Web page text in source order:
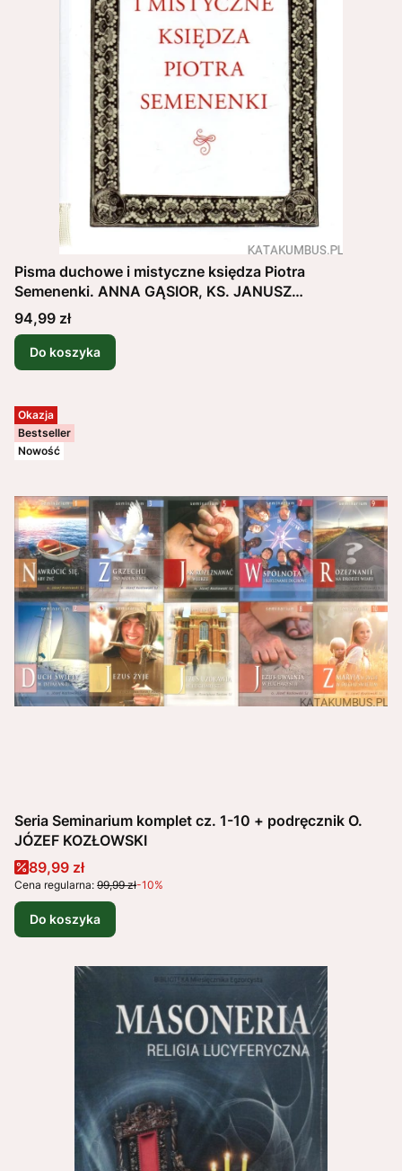
Pisma duchowe i mistyczne księdza Piotra
Semenenki. ANNA GĄSIOR, KS. JANUSZ
KRÓLIKOWSKI
Cena
94,99 zł
Do koszyka
Okazja
Bestseller
Nowość
Seria Seminarium komplet cz. 1-10 + podręcznik O.
JÓZEF KOZŁOWSKI
Cena promocyjna
89,99 zł
Cena regularna: 99,99 zł-10%
Do koszyka